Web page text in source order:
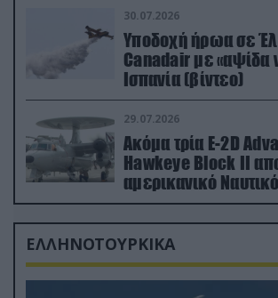
30.07.2026
Υποδοχή ήρωα σε
Canadair με «αψίδα
Ισπανία (βίντεο)
29.07.2026
Ακόμα τρία E-2D
Hawkeye Block II
αμερικανικό
δισ.δολάρια το
ΕΛΛΗΝΟΤΟΥΡΚΙΚΑ